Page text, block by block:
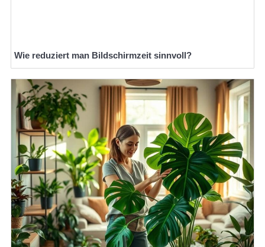
Wie reduziert man Bildschirmzeit sinnvoll?